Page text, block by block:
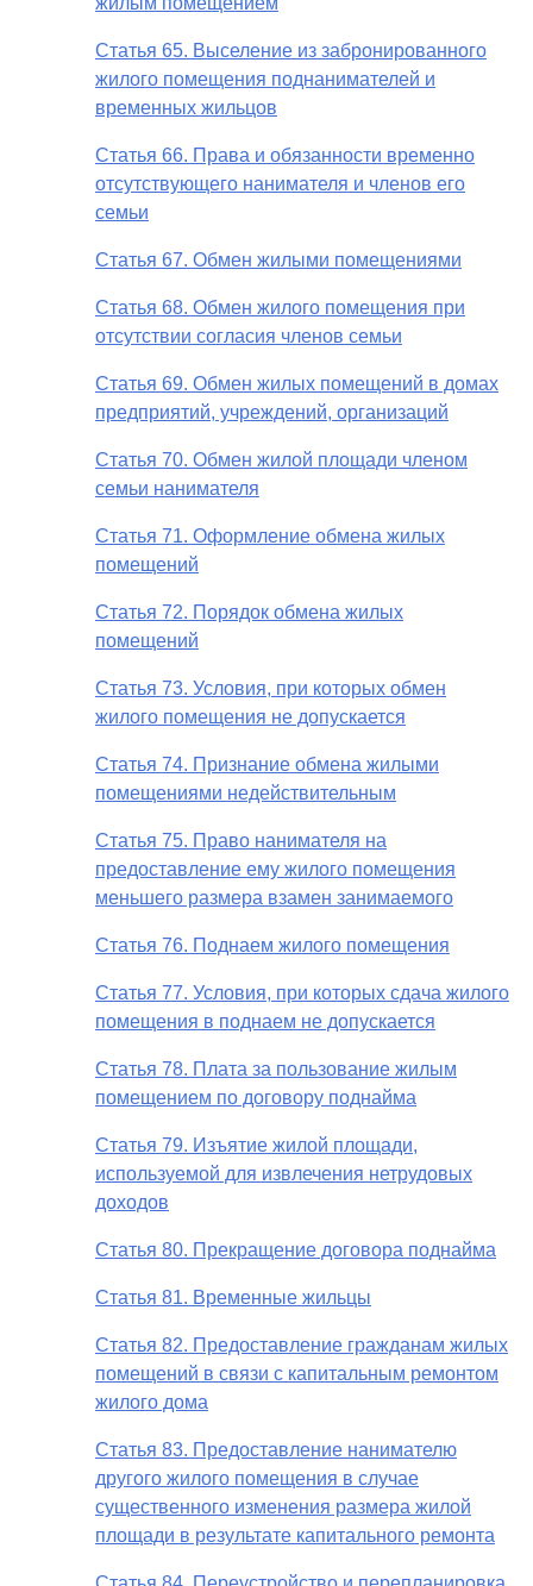
Статья 65. Выселение из забронированного
жилого помещения поднанимателей и
временных жильцов
Статья 66. Права и обязанности временно
отсутствующего нанимателя и членов его
семьи
Статья 67. Обмен жилыми помещениями
Статья 68. Обмен жилого помещения при
отсутствии согласия членов семьи
Статья 69. Обмен жилых помещений в домах
предприятий, учреждений, организаций
Статья 70. Обмен жилой площади членом
семьи нанимателя
Статья 71. Оформление обмена жилых
помещений
Статья 72. Порядок обмена жилых
помещений
Статья 73. Условия, при которых обмен
жилого помещения не допускается
Статья 74. Признание обмена жилыми
помещениями недействительным
Статья 75. Право нанимателя на
предоставление ему жилого помещения
меньшего размера взамен занимаемого
Статья 76. Поднаем жилого помещения
Статья 77. Условия, при которых сдача жилого
помещения в поднаем не допускается
Статья 78. Плата за пользование жилым
помещением по договору поднайма
Статья 79. Изъятие жилой площади,
используемой для извлечения нетрудовых
доходов
Статья 80. Прекращение договора поднайма
Статья 81. Временные жильцы
Статья 82. Предоставление гражданам жилых
помещений в связи с капитальным ремонтом
жилого дома
Статья 83. Предоставление нанимателю
другого жилого помещения в случае
существенного изменения размера жилой
площади в результате капитального ремонта